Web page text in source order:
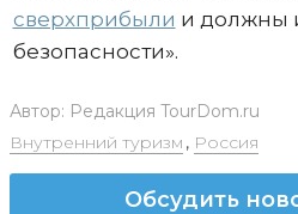
сверхприбыли и должны
безопасности».
Автор: Редакция TourDom.ru
Внутренний туризм , Россия
Обсудить